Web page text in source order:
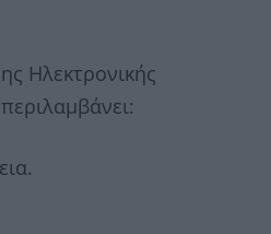
Ηλεκτρονικής